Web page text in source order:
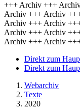
+++ Archiv +++
Archiv +++ Archiv
Archiv +++ Archiv
Archiv +++ Archiv
Archiv +++ Archiv
Direkt zum
Direkt zum
Webarchiv
Texte
2020